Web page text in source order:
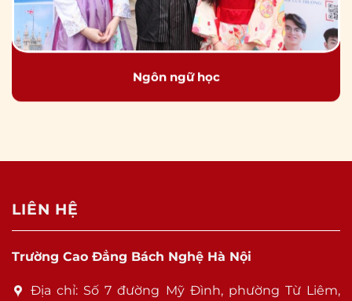
Ngôn ngữ học
LIÊN HỆ
Trường Cao Đẳng Bách Nghệ Hà Nội
Địa chỉ: Số 7 đường Mỹ Đình, phường Từ Liêm,